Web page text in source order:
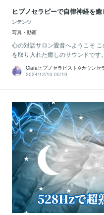
ヒプノセラピーで自律神経を
ンテンツ
写真・動画
心の対話サロン愛音へようこそ
を取り入れた癒しのサウンドです
Claraヒプノセラピスト✡カウンセ
2024/12/10 05:10